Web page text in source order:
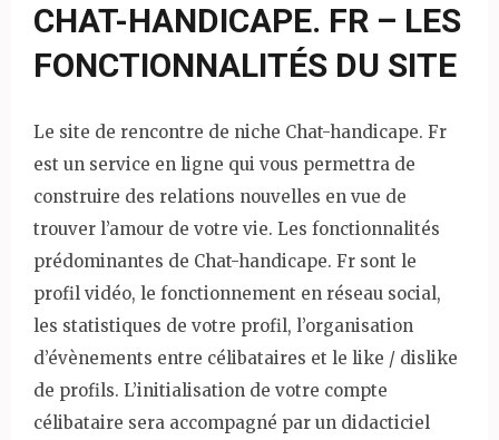
CHAT-HANDICAPE. FR – LES
FONCTIONNALITÉS DU SITE
Le site de rencontre de niche Chat-handicape. Fr
est un service en ligne qui vous permettra de
construire des relations nouvelles en vue de
trouver l’amour de votre vie. Les fonctionnalités
prédominantes de Chat-handicape. Fr sont le
profil vidéo, le fonctionnement en réseau social,
les statistiques de votre profil, l’organisation
d’évènements entre célibataires et le like / dislike
de profils. L’initialisation de votre compte
célibataire sera accompagné par un didacticiel